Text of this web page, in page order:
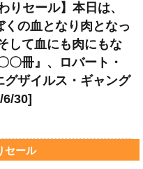
りセール】本日は、
くの血となり肉となっ
て血にも肉にもな
〇冊』、ロバート・
グザイルス・ギャング
30]
セール